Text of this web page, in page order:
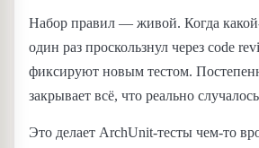
Набор правил — живой. Когда
один раз проскользнул через code
фиксируют новым тестом.
закрывает всё, что реально
Это делает ArchUnit-тесты чем-то